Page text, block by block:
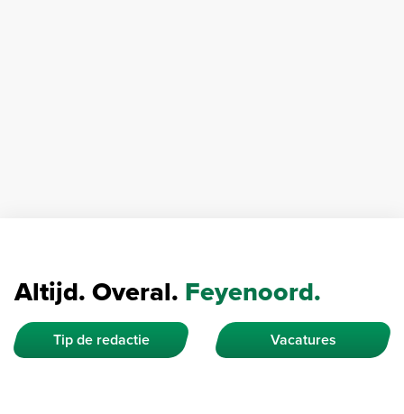
Altijd. Overal. Feyenoord.
Tip de redactie Vacatures